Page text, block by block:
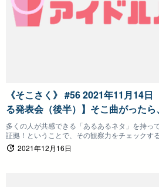
《そこさく》 #56 2021年11月14
る発表会（後半）】そこ曲がったら
多くの人が共感できる「あるあるネタ」を持っ
証拠！ということで、その観察力をチェックす
あるな行動や言動を発表！共感したメンバーに
押してもらい、最終的に一番多くのポイントを
2021年12月16日